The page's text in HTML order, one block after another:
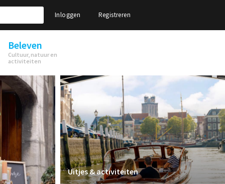
Inloggen Registreren
Beleven
Cultuur, natuur en
activiteiten
Uitjes & activiteiten